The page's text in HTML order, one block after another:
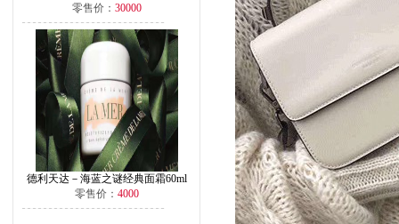
零售价： 30000
德利天达－海蓝之谜经典面霜60ml
零售价： 4000